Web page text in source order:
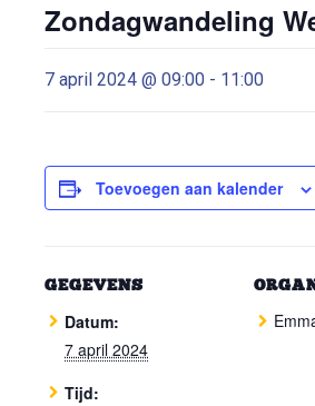
Zondagwandeling
7 april 2024 @ 09:00 - 11:00
Toevoegen aan kalender
GEGEVENS
Datum:
7 april 2024
Tijd: